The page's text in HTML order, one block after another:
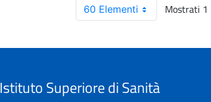
60 Elementi Mostrati
Istituto Superiore di Sanità